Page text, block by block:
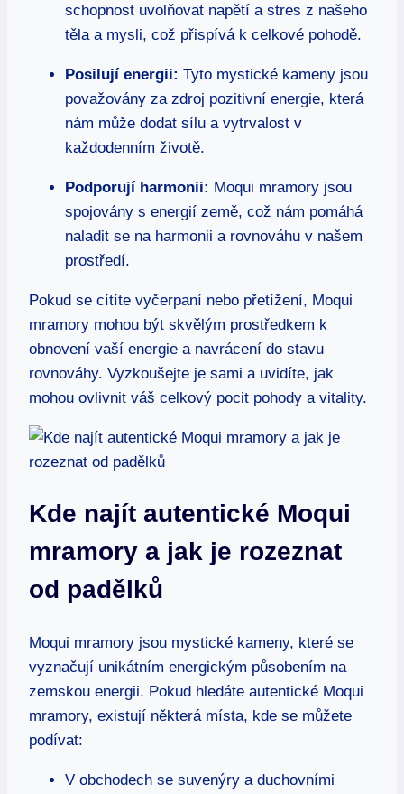
schopnost uvolňovat napětí a stres z našeho
těla a mysli, což přispívá k celkové pohodě.
Posilují energii: Tyto mystické kameny jsou
považovány za zdroj pozitivní energie, která
nám může dodat sílu a vytrvalost v
každodenním životě.
Podporují harmonii: Moqui mramory jsou
spojovány s energií země, což nám pomáhá
naladit se na harmonii a rovnováhu v našem
prostředí.
Pokud se cítíte vyčerpaní nebo přetížení, Moqui
mramory mohou být skvělým prostředkem k
obnovení vaší energie a navrácení do stavu
rovnováhy. Vyzkoušejte je sami a uvidíte, jak
mohou ovlivnit váš celkový pocit pohody a vitality.
Kde najít autentické Moqui
mramory a jak je rozeznat
od padělků
Moqui mramory jsou mystické kameny, které se
vyznačují unikátním energickým působením na
zemskou energii. Pokud hledáte autentické Moqui
mramory, existují některá místa, kde se můžete
podívat:
V obchodech se suvenýry a duchovními